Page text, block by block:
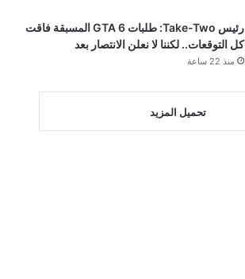
رئيس Take-Two: طلبات GTA 6 المسبقة فاقت
كل التوقعات.. لكننا لا نعلن الانتصار بعد
منذ 22 ساعة
تحميل المزيد